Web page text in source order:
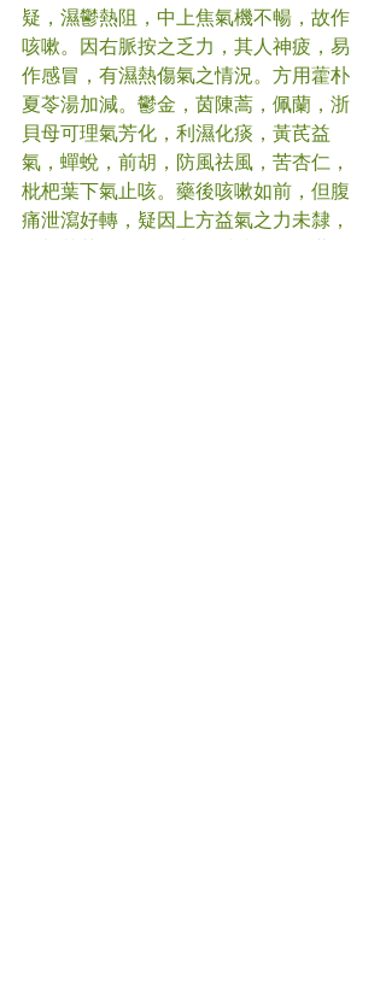
疑，濕鬱熱阻，中上焦氣機不暢，故作
咳嗽。因右脈按之乏力，其人神疲，易
作感冒，有濕熱傷氣之情況。方用藿朴
夏苓湯加減。鬱金，茵陳蒿，佩蘭，浙
貝母可理氣芳化，利濕化痰，黃芪益
氣，蟬蛻，前胡，防風祛風，苦杏仁，
枇杷葉下氣止咳。藥後咳嗽如前，但腹
痛泄瀉好轉，疑因上方益氣之力未隸，